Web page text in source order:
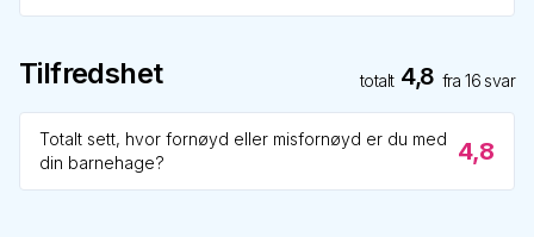
Tilfredshet totalt 4,8 fra16 svar
Totalt sett, hvor fornøyd eller misfornøyd er du med
din barnehage?
4,8